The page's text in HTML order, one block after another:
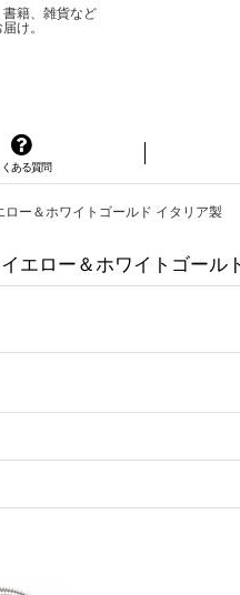
籍、雑貨など
け。
くある質問
ー＆ホワイトゴールド イタリア製
エロー＆ホワイトゴール